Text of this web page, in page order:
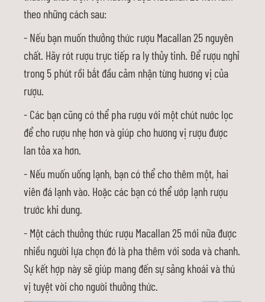
theo những cách sau:
- Nếu bạn muốn thưởng thức rượu Macallan 25 nguyên
chất. Hãy rót rượu trực tiếp ra ly thủy tinh. Để rượu nghỉ
trong 5 phút rồi bắt đầu cảm nhận từng hương vị của
rượu.
- Các bạn cũng có thể pha rượu với một chút nước lọc
để cho rượu nhẹ hơn và giúp cho hương vị rượu được
lan tỏa xa hơn.
- Nếu muốn uống lạnh, bạn có thể cho thêm một, hai
viên đá lạnh vào. Hoặc các bạn có thể ướp lạnh rượu
trước khi dung.
- Một cách thưởng thức rượu Macallan 25 mới nữa được
nhiều người lựa chọn đó là pha thêm với soda và chanh.
Sự kết hợp này sẽ giúp mang đến sự sảng khoái và thú
vị tuyệt vời cho người thưởng thức.